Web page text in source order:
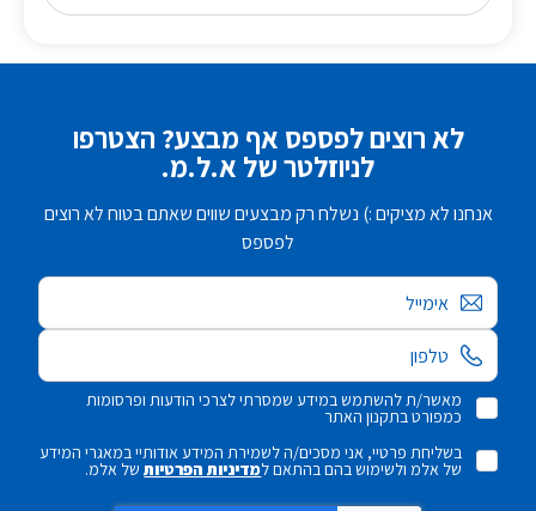
לא רוצים לפספס אף מבצע? הצטרפו
לניוזלטר של א.ל.מ.
אנחנו לא מציקים :) נשלח רק מבצעים שווים שאתם בטוח לא רוצים
לפספס
אימייל
מאשר/ת להשתמש במידע שמסרתי לצרכי הודעות ופרסומות
כמפורט בתקנון האתר
בשליחת פרטיי, אני מסכים/ה לשמירת המידע אודותיי במאגרי המידע
של אלמ ולשימוש בהם בהתאם למדיניות הפרטיותשל אלמ.